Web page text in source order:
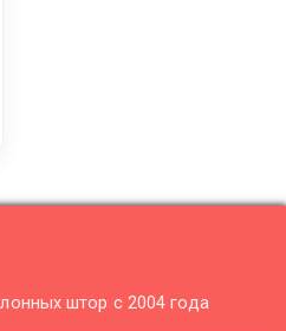
штор с 2004 года